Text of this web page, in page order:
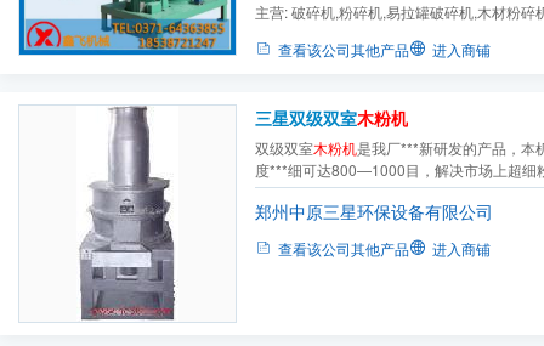
主营:破碎机,粉碎机,易拉罐破碎机,木材粉碎
查看该公司其他产品 进入商铺
三星双级双室木粉机
双级双室木粉机是我厂***新研发的产品，本
度***细可达800—1000目，解决市场上超细
粉过程中，可分出两个级别区（即一般级区
设计合理，低损耗，低噪音，无污染，操作
市场占据了***地位。
郑州中原三星环保设备有限公司
查看该公司其他产品 进入商铺